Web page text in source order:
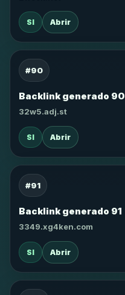
SI Abrir
#90
Backlink generado 90
32w5.adj.st
SI Abrir
#91
Backlink generado 91
3349.xg4ken.com
SI Abrir